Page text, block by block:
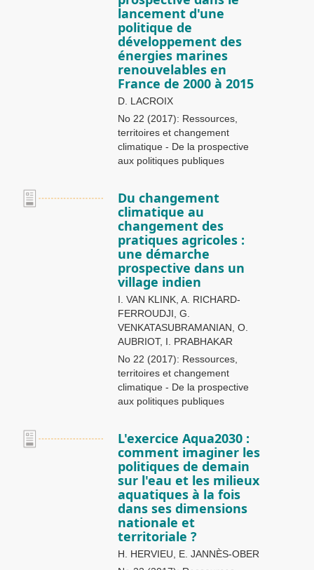
lancement d'une
politique de
développement des
énergies marines
renouvelables en
France de 2000 à 2015
D. LACROIX
No 22 (2017): Ressources,
territoires et changement
climatique - De la prospective
aux politiques publiques
Du changement
climatique au
changement des
pratiques agricoles :
une démarche
prospective dans un
village indien
I. VAN KLINK, A. RICHARD-
FERROUDJI, G.
VENKATASUBRAMANIAN, O.
AUBRIOT, I. PRABHAKAR
No 22 (2017): Ressources,
territoires et changement
climatique - De la prospective
aux politiques publiques
L'exercice Aqua2030 :
comment imaginer les
politiques de demain
sur l'eau et les milieux
aquatiques à la fois
dans ses dimensions
nationale et
territoriale ?
H. HERVIEU, E. JANNÈS-OBER